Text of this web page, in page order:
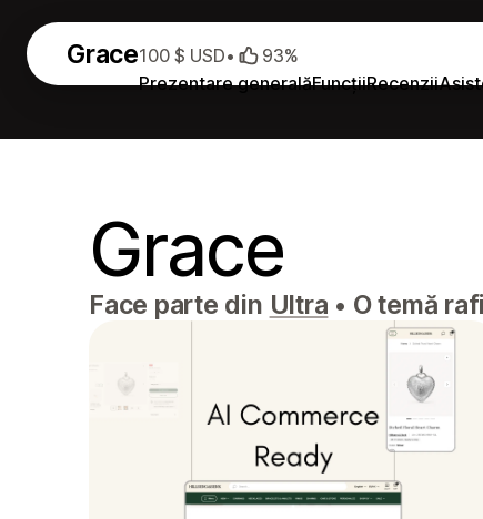
Grace
Prezentare generalăFuncțiiRecenzii
100 $ USD• 93%
Grace
Face parte din Ultra • O temă